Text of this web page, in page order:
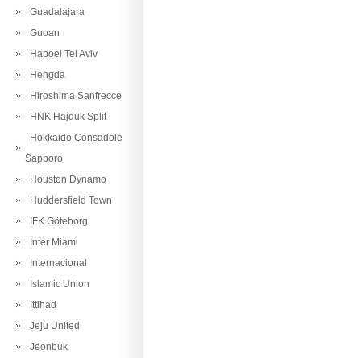
Guadalajara
Guoan
Hapoel Tel Aviv
Hengda
Hiroshima Sanfrecce
HNK Hajduk Split
Hokkaido Consadole
Sapporo
Houston Dynamo
Huddersfield Town
IFK Göteborg
Inter Miami
Internacional
Islamic Union
Ittihad
Jeju United
Jeonbuk